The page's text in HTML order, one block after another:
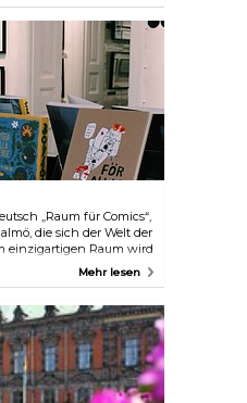
Sie
und
Die Aufführungen
in Zusammenarbeit
Das Theater befindet
in der Nähe des Meeres
„Raum für Comics“,
die sich der Welt der
einzigartigen Raum wird
von Comics nicht nur
eine Fundgrube an
Figuren, Poster
können.
Mehr lesen